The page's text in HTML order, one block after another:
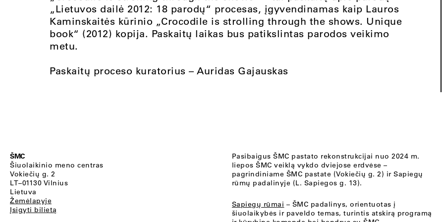
„Lietuvos dailė 2012: 18 parodų“ procesas, įgyvendinamas kaip Lauros
Kaminskaitės kūrinio „Crocodile is strolling through the shows. Unique
book“ (2012) kopija. Paskaitų laikas bus patikslintas parodos veikimo
metu.
Paskaitų proceso kuratorius – Auridas Gajauskas
ŠMC
Šiuolaikinio meno centras
Vokiečių g. 2
LT–01130 Vilnius
Lietuva
Žemėlapyje
Įsigyti bilietą
Pasibaigus ŠMC pastato rekonstrukcijai nuo 2024 m.
liepos ŠMC veiklą vykdo dviejose erdvėse –
pagrindiniame ŠMC pastate (Vokiečių g. 2) ir Sapiegų
rūmų padalinyje (L. Sapiegos g. 13).
Sapiegų rūmai – ŠMC padalinys, orientuotas į
šiuolaikybės ir paveldo temas, turintis atskirą programą